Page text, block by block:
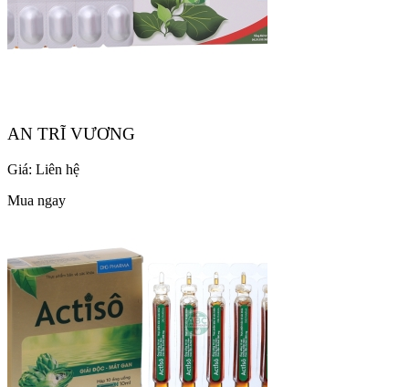
AN TRĨ VƯƠNG
Giá: Liên hệ
Mua ngay